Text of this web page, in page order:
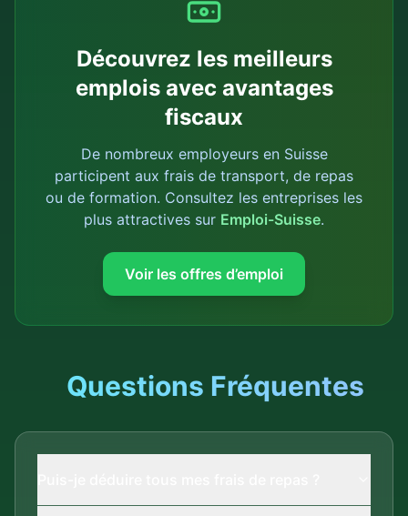
Découvrez les meilleurs
emplois avec avantages
fiscaux
De nombreux employeurs en Suisse
participent aux frais de transport, de repas
ou de formation. Consultez les entreprises les
plus attractives sur Emploi-Suisse.
Voir les offres d’emploi
Questions Fréquentes